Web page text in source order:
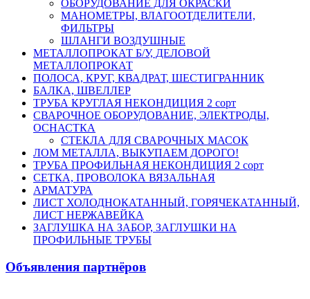
ОБОРУДОВАНИЕ ДЛЯ ОКРАСКИ
МАНОМЕТРЫ, ВЛАГООТДЕЛИТЕЛИ,
ФИЛЬТРЫ
ШЛАНГИ ВОЗДУШНЫЕ
МЕТАЛЛОПРОКАТ Б/У, ДЕЛОВОЙ
МЕТАЛЛОПРОКАТ
ПОЛОСА, КРУГ, КВАДРАТ, ШЕСТИГРАННИК
БАЛКА, ШВЕЛЛЕР
ТРУБА КРУГЛАЯ НЕКОНДИЦИЯ 2 сорт
СВАРОЧНОЕ ОБОРУДОВАНИЕ, ЭЛЕКТРОДЫ,
ОСНАСТКА
СТЕКЛА ДЛЯ СВАРОЧНЫХ МАСОК
ЛОМ МЕТАЛЛА, ВЫКУПАЕМ ДОРОГО!
ТРУБА ПРОФИЛЬНАЯ НЕКОНДИЦИЯ 2 сорт
СЕТКА, ПРОВОЛОКА ВЯЗАЛЬНАЯ
АРМАТУРА
ЛИСТ ХОЛОДНОКАТАННЫЙ, ГОРЯЧЕКАТАННЫЙ,
ЛИСТ НЕРЖАВЕЙКА
ЗАГЛУШКА НА ЗАБОР, ЗАГЛУШКИ НА
ПРОФИЛЬНЫЕ ТРУБЫ
Объявления партнёров